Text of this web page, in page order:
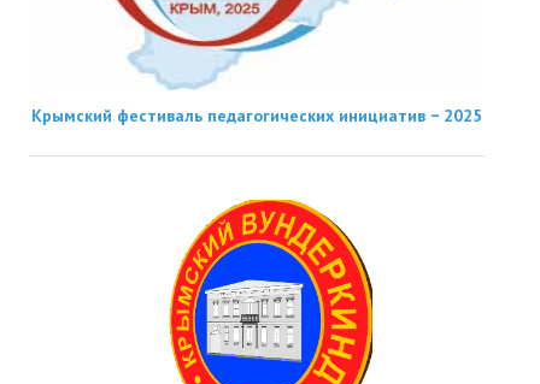
Крымский фестиваль педагогических инициатив − 2025